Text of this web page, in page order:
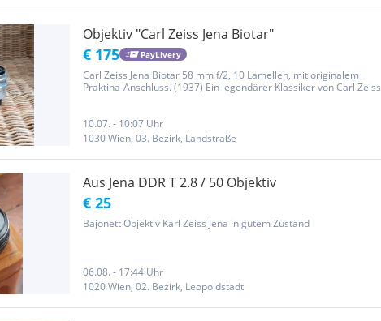
Objektiv "Carl Zeiss Jena Biotar"
€ 175 PayLivery
Carl Zeiss Jena Biotar 58 mm f/2, 10 Lamellen, mit originalem
Praktina-Anschluss. (1937) Ein legendärer Klassiker von Carl Zeiss
10.07. - 10:07 Uhr
1030 Wien, 03. Bezirk, Landstraße
Aus Jena DDR T 2.8 / 50 Objektiv
€ 25
Bajonett Objektiv Karl Zeiss Jena in gutem Zustand
06.08. - 17:44 Uhr
1020 Wien, 02. Bezirk, Leopoldstadt